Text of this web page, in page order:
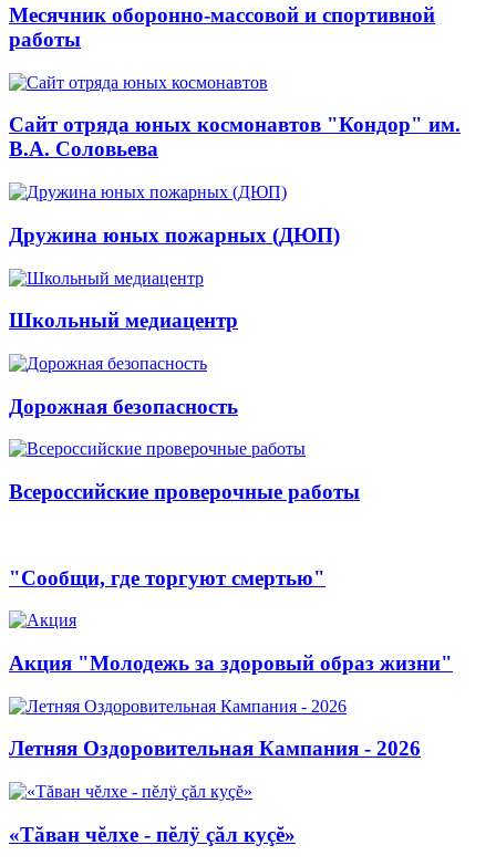
Месячник оборонно-массовой и спортивной
работы
Сайт отряда юных космонавтов "Кондор" им.
В.А. Соловьева
Дружина юных пожарных (ДЮП)
Школьный медиацентр
Дорожная безопасность
Всероссийские проверочные работы
"Сообщи, где торгуют смертью"
Акция "Молодежь за здоровый образ жизни"
Летняя Оздоровительная Кампания - 2026
«Тăван чĕлхе - пĕлÿ çăл куçĕ»